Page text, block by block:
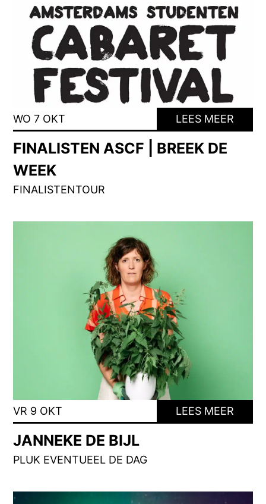
WO 7 OKT LEES MEER
FINALISTEN ASCF | BREEK DE
WEEK
FINALISTENTOUR
VR 9 OKT LEES MEER
JANNEKE DE BIJL
PLUK EVENTUEEL DE DAG